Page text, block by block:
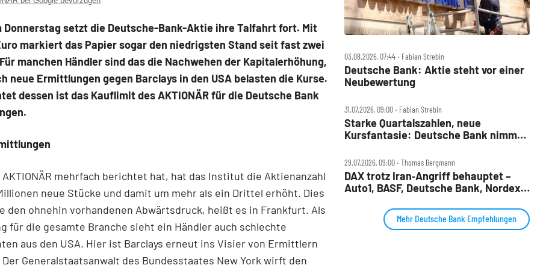
Donnerstag setzt die Deutsche-Bank-Aktie ihre Talfahrt fort. Mit
markiert das Papier sogar den niedrigsten Stand seit fast zwei
manchen Händler sind das die Nachwehen der Kapitalerhöhung,
neue Ermittlungen gegen Barclays in den USA belasten die Kurse.
dessen ist das Kauflimit des AKTIONÄR für die Deutsche Bank
AKTIONÄR mehrfach berichtet hat, hat das Institut die Aktienanzahl
neue Stücke und damit um mehr als ein Drittel erhöht. Dies
den ohnehin vorhandenen Abwärtsdruck, heißt es in Frankfurt. Als
für die gesamte Branche sieht ein Händler auch schlechte
aus den USA. Hier ist Barclays erneut ins Visier von Ermittlern
Generalstaatsanwalt des Bundesstaates New York wirft den
03.08.2026, 07:44 ‧ Fabian Strebin
Deutsche Bank: Aktie steht vor einer
Neubewertung
31.07.2026, 09:00 ‧ Fabian Strebin
Starke Quartalszahlen, neue
Kursfantasie: Deutsche Bank nimmt
29.07.2026, 09:00 ‧ Thomas Bergmann
DAX trotz Iran‑Angriff behauptet –
Auto1, BASF, Deutsche Bank, Nordex,
Mehr Deutsche Bank Empfehlungen